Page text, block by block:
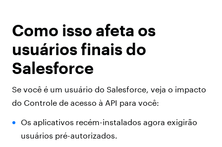
Como isso afeta os
usuários finais do
Salesforce
Se você é um usuário do Salesforce, veja o impacto
do Controle de acesso à API para você:
Os aplicativos recém-instalados agora exigirão
usuários pré-autorizados.